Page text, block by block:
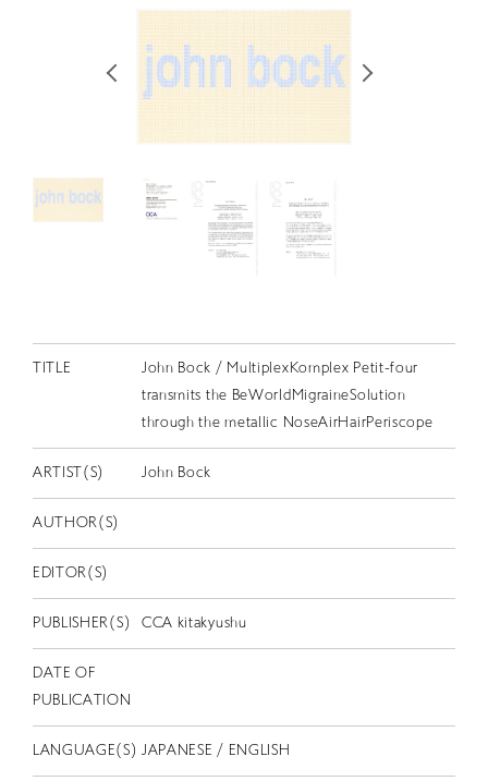
スカラシップ受賞者
TITLE
John Bock / MultiplexKomplex Petit-four
transmits the BeWorldMigraineSolution
through the metallic NoseAirHairPeriscope
ARTIST(S) John Bock
AUTHOR(S)
EDITOR(S)
PUBLISHER(S) CCA kitakyushu
DATE OF
PUBLICATION
LANGUAGE(S) JAPANESE / ENGLISH